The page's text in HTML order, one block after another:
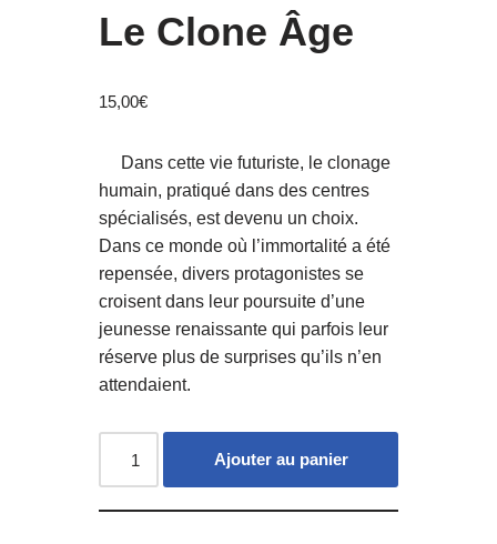
Le Clone Âge
15,00€
Dans cette vie futuriste, le clonage
humain, pratiqué dans des centres
spécialisés, est devenu un choix.
Dans ce monde où l’immortalité a été
repensée, divers protagonistes se
croisent dans leur poursuite d’une
jeunesse renaissante qui parfois leur
réserve plus de surprises qu’ils n’en
attendaient.
Ajouter au panier